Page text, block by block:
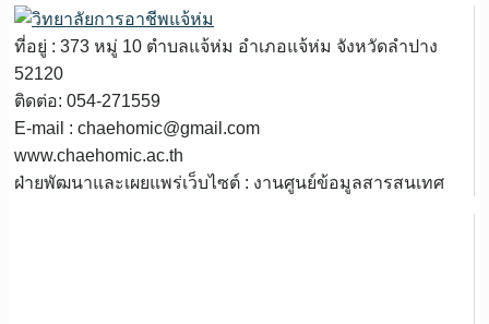
ที่อยู่ : 373 หมู่ 10 ตำบลแจ้ห่ม อำเภอแจ้ห่ม จังหวัดลำปาง
52120
ติดต่อ: 054-271559
E-mail : chaehomic@gmail.com
www.chaehomic.ac.th
ฝ่ายพัฒนาและเผยแพร่เว็บไซต์ : งานศูนย์ข้อมูลสารสนเทศ